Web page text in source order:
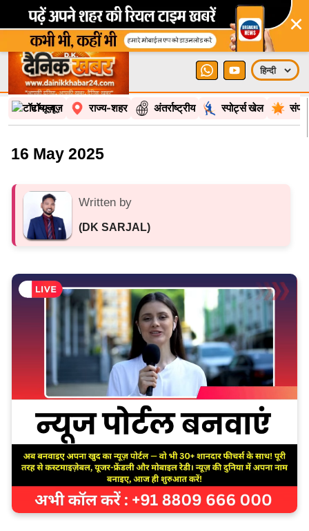
×
टॉप न्यूज़ राज्य-शहर अंतर्राष्ट्रीय स्पोर्ट्स खेल
16 May 2025
Written by
(DK SARJAL)